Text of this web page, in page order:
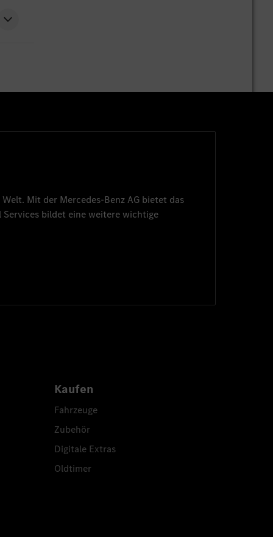
Mit der Mercedes-Benz AG bietet das
Services bildet eine weitere wichtige
Kaufen
Fahrzeuge
Zubehör
Digitale Extras
Oldtimer